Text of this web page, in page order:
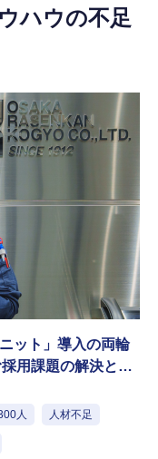
ハウの不足
ット」導入の両輪
用課題の解決と技
人 人材不足